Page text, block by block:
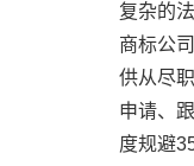
复杂的
商标公
供从尽
申请、
度规避